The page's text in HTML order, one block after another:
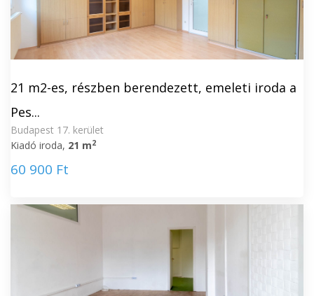
21 m2-es, részben berendezett, emeleti iroda a
Pes...
Budapest 17. kerület
Kiadó iroda, 21 m2
60 900 Ft